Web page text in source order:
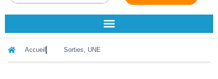
Accueil Sorties, UNE